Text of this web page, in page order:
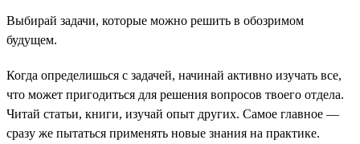
Выбирай задачи, которые можно решить в обозримом
будущем.
Когда определишься с задачей, начинай активно изучать все,
что может пригодиться для решения вопросов твоего отдела.
Читай статьи, книги, изучай опыт других. Самое главное —
сразу же пытаться применять новые знания на практике.